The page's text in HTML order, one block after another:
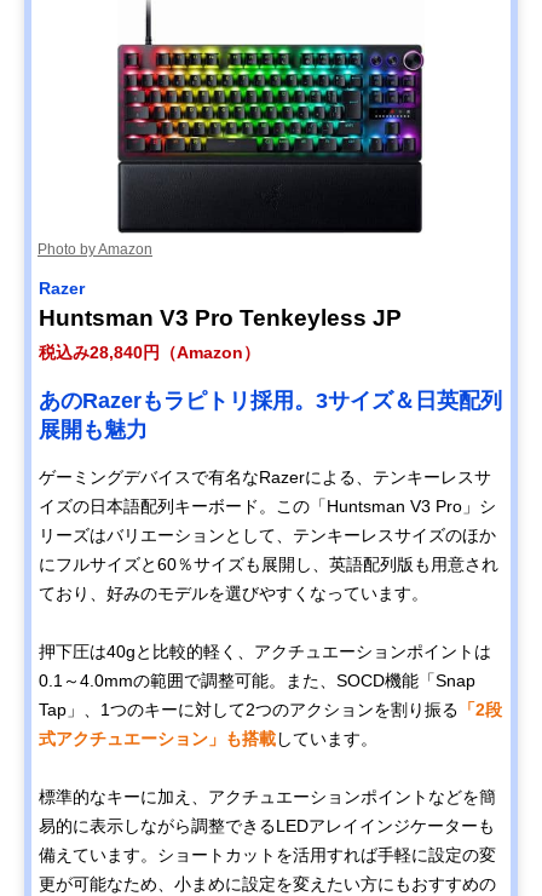
Photo by Amazon
Razer
Huntsman V3 Pro Tenkeyless JP
税込み28,840円（Amazon）
あのRazerもラピトリ採用。3サイズ＆日英配列
展開も魅力
ゲーミングデバイスで有名なRazerによる、テンキーレスサ
イズの日本語配列キーボード。この「Huntsman V3 Pro」シ
リーズはバリエーションとして、テンキーレスサイズのほか
にフルサイズと60％サイズも展開し、英語配列版も用意され
ており、好みのモデルを選びやすくなっています。
押下圧は40gと比較的軽く、アクチュエーションポイントは
0.1～4.0mmの範囲で調整可能。また、SOCD機能「Snap
Tap」、1つのキーに対して2つのアクションを割り振る 「2段
式アクチュエーション」も搭載しています。
標準的なキーに加え、アクチュエーションポイントなどを簡
易的に表示しながら調整できるLEDアレイインジケーターも
備えています。ショートカットを活用すれば手軽に設定の変
更が可能なため、小まめに設定を変えたい方にもおすすめの